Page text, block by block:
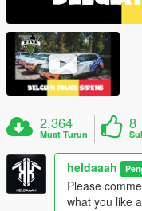
2,364
Muat Turun
8
heldaaah
Please
what you like